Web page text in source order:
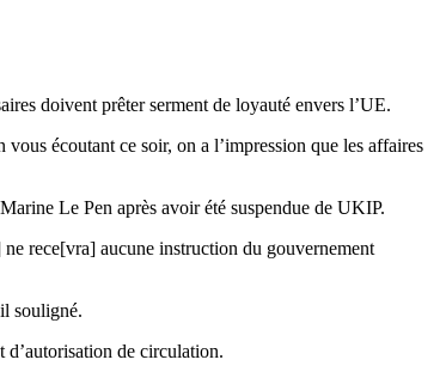
doivent prêter serment de loyauté envers l’UE.
écoutant ce soir, on a l’impression que les affaires
Le Pen après avoir été suspendue de UKIP.
rece[vra] aucune instruction du gouvernement
souligné.
d’autorisation de circulation.